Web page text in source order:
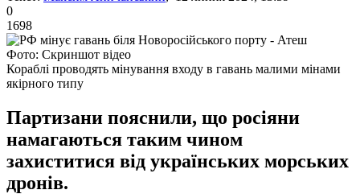
0
1698
Фото: Скриншот відео
Кораблі проводять мінування входу в гавань малими мінами
якірного типу
Партизани пояснили, що росіяни
намагаються таким чином
захиститися від українських морських
дронів.